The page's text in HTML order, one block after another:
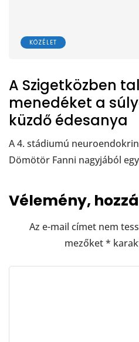
KÖZÉLET
A Szigetközben
menedéket a
küzdő édesanya
A 4. stádiumú
Dömötör Fanni nagyjából
Vélemény,
Az e-mail címet nem
mezőket*